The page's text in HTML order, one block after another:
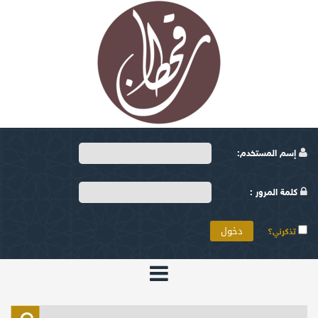
إسم المستخدم:
كلمة المرور :
تذكرني؟